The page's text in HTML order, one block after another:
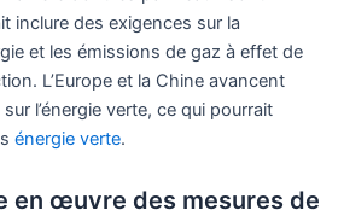
inclure des exigences sur la
et les émissions de gaz à effet de
L’Europe et la Chine avancent
l’énergie verte, ce qui pourrait
énergie verte.
en œuvre des mesures de